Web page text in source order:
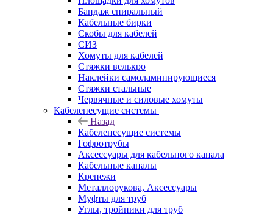
Бандаж спиральный
Кабельные бирки
Cкобы для кабелей
СИЗ
Хомуты для кабелей
Стяжки велькро
Наклейки самоламинирующиеся
Стяжки стальные
Червячные и силовые хомуты
Кабеленесущие системы
Назад
Кабеленесущие системы
Гофротрубы
Аксессуары для кабельного канала
Кабельные каналы
Крепежи
Металлорукова, Аксессуары
Муфты для труб
Углы, тройники для труб